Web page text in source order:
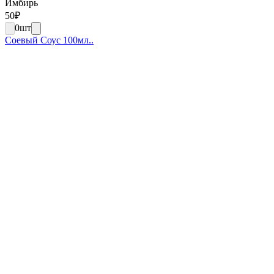
Имбирь
50₽
0шт
Соевый Соус 100мл..